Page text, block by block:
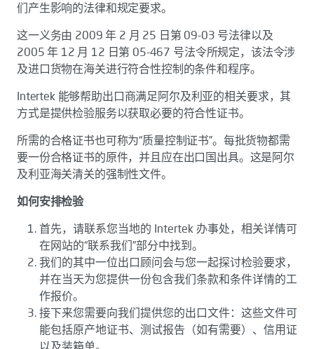
们产生影响的法律和规定要求。
这一义务由 2009 年 2 月 25 日第 09-03 号法律以及
2005 年 12 月 12 日第 05-467 号法令所规定，该法令涉
及进口货物在海关进行符合性控制的条件和程序。
Intertek 能够帮助出口商满足阿尔及利亚的相关要求，其
方式是提供检验服务以获取必要的符合性证书。
所需的合格证书也可称为“质量控制证书”。每批货物都需
要一份合格证书的原件，并且应在出口国出具。这是阿尔
及利亚海关清关的强制性文件。
如何安排检验
首先，请联系您当地的 Intertek 办事处，相关详情可
在网站的“联系我们”部分中找到。
我们的其中一位出口顾问会与您一起探讨检验要求，
并在当天为您提供一份包含我们条款和条件详情的工
作报价。
接下来您需要向我们提供您的出口文件：这些文件可
能包括原产地证书、测试报告（如有需要）、信用证
以及装箱单。